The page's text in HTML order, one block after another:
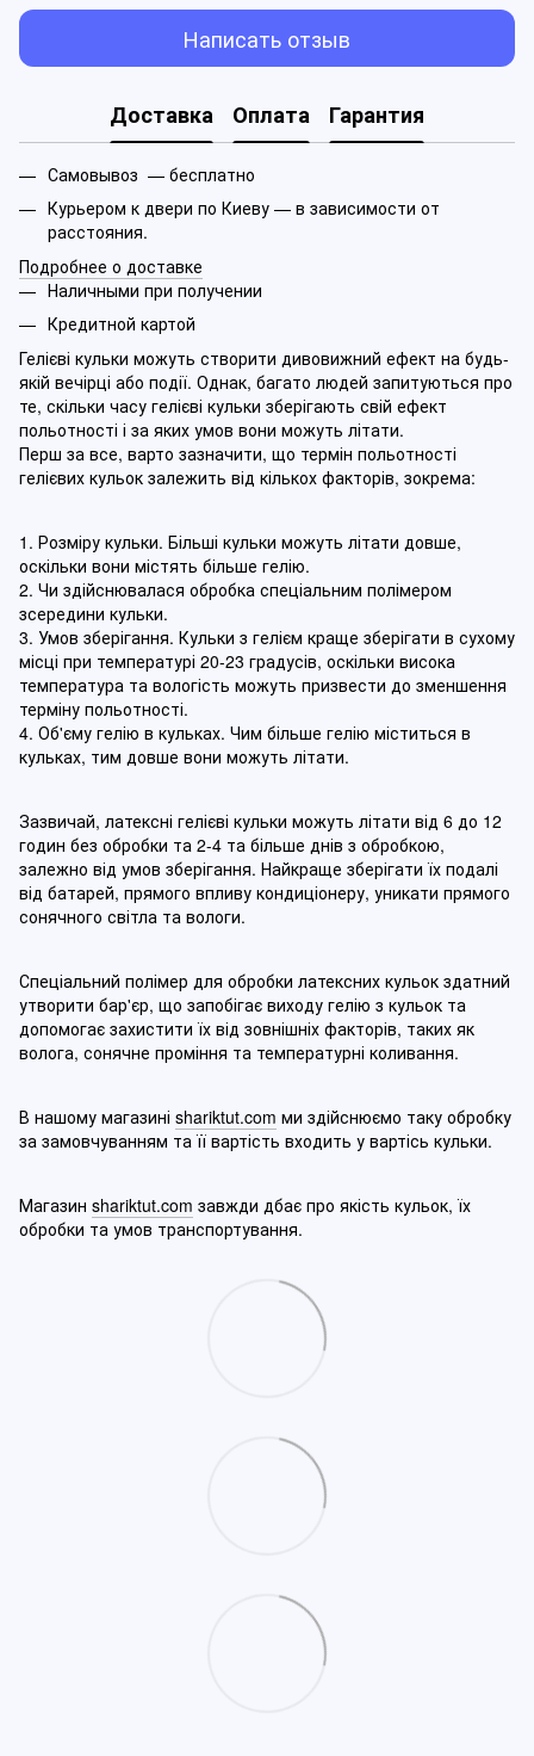
Написать отзыв
Доставка Оплата Гарантия
Самовывоз — бесплатно
Курьером к двери по Киеву — в зависимости от
расстояния.
Подробнее о доставке
Наличными при получении
Кредитной картой
Гелієві кульки можуть створити дивовижний ефект на будь-
якій вечірці або події. Однак, багато людей запитуються про
те, скільки часу гелієві кульки зберігають свій ефект
польотності і за яких умов вони можуть літати.
Перш за все, варто зазначити, що термін польотності
гелієвих кульок залежить від кількох факторів, зокрема:
1. Розміру кульки. Більші кульки можуть літати довше,
оскільки вони містять більше гелію.
2. Чи здійснювалася обробка спеціальним полімером
зсередини кульки.
3. Умов зберігання. Кульки з гелієм краще зберігати в сухому
місці при температурі 20-23 градусів, оскільки висока
температура та вологість можуть призвести до зменшення
терміну польотності.
4. Об'єму гелію в кульках. Чим більше гелію міститься в
кульках, тим довше вони можуть літати.
Зазвичай, латексні гелієві кульки можуть літати від 6 до 12
годин без обробки та 2-4 та більше днів з обробкою,
залежно від умов зберігання. Найкраще зберігати їх подалі
від батарей, прямого впливу кондиціонеру, уникати прямого
сонячного світла та вологи.
Спеціальний полімер для обробки латексних кульок здатний
утворити бар'єр, що запобігає виходу гелію з кульок та
допомогає захистити їх від зовнішніх факторів, таких як
волога, сонячне проміння та температурні коливання.
В нашому магазині shariktut.com ми здійснюємо таку обробку
за замовчуванням та її вартість входить у вартісь кульки.
Магазин shariktut.com завжди дбає про якість кульок, їх
обробки та умов транспортування.